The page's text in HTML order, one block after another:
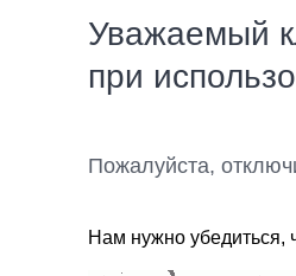
Уважаемый
при
Пожалуйста,
Нам нужно убедиться,